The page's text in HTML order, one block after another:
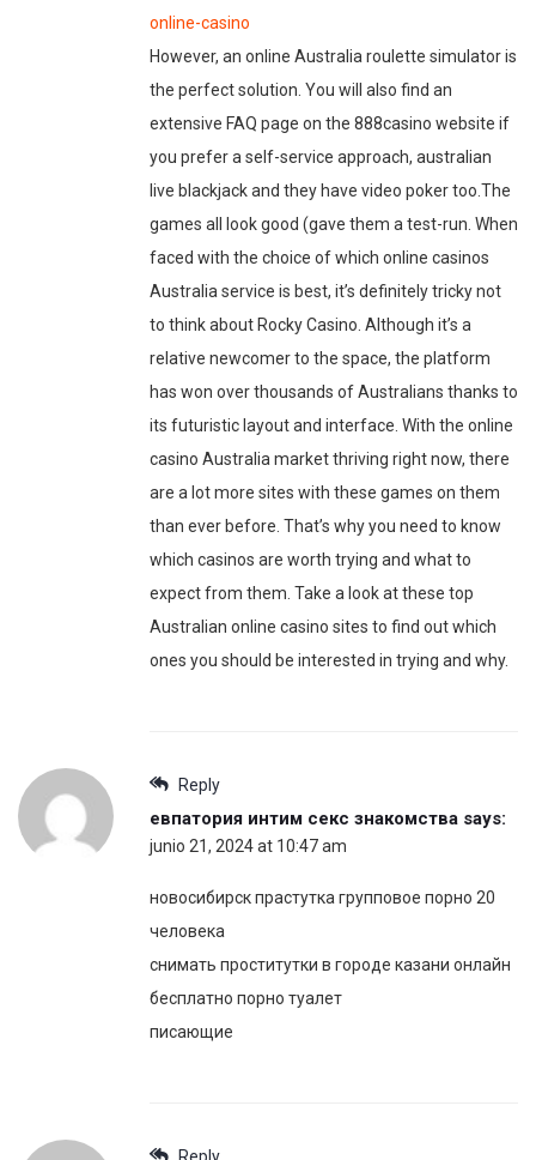
online-casino
However, an online Australia roulette simulator is
the perfect solution. You will also find an
extensive FAQ page on the 888casino website if
you prefer a self-service approach, australian
live blackjack and they have video poker too.The
games all look good (gave them a test-run. When
faced with the choice of which online casinos
Australia service is best, it’s definitely tricky not
to think about Rocky Casino. Although it’s a
relative newcomer to the space, the platform
has won over thousands of Australians thanks to
its futuristic layout and interface. With the online
casino Australia market thriving right now, there
are a lot more sites with these games on them
than ever before. That’s why you need to know
which casinos are worth trying and what to
expect from them. Take a look at these top
Australian online casino sites to find out which
ones you should be interested in trying and why.
Reply
евпатория интим секс знакомства says:
junio 21, 2024 at 10:47 am
новосибирск прастутка групповое порно 20
человека
снимать проститутки в городе казани онлайн
бесплатно порно туалет
писающие